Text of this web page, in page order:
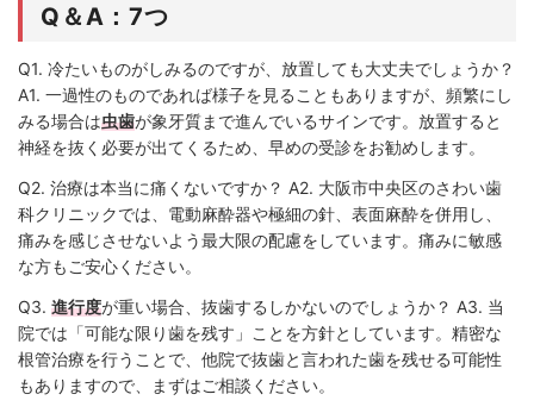
Q＆A：7つ
Q1. 冷たいものがしみるのですが、放置しても大丈夫でしょうか？
A1. 一過性のものであれば様子を見ることもありますが、頻繁にし
みる場合は虫歯が象牙質まで進んでいるサインです。放置すると
神経を抜く必要が出てくるため、早めの受診をお勧めします。
Q2. 治療は本当に痛くないですか？ A2. 大阪市中央区のさわい歯
科クリニックでは、電動麻酔器や極細の針、表面麻酔を併用し、
痛みを感じさせないよう最大限の配慮をしています。痛みに敏感
な方もご安心ください。
Q3. 進行度が重い場合、抜歯するしかないのでしょうか？ A3. 当
院では「可能な限り歯を残す」ことを方針としています。精密な
根管治療を行うことで、他院で抜歯と言われた歯を残せる可能性
もありますので、まずはご相談ください。